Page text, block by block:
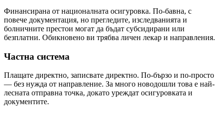
Финансирана от националната осигуровка. По-бавна, с
повече документация, но прегледите, изследванията и
болничните престои могат да бъдат субсидирани или
безплатни. Обикновено ви трябва личен лекар и направления.
Частна система
Плащате директно, записвате директно. По-бързо и по-просто
— без нужда от направление. За много новодошли това е най-
лесната отправна точка, докато уреждат осигуровката и
документите.